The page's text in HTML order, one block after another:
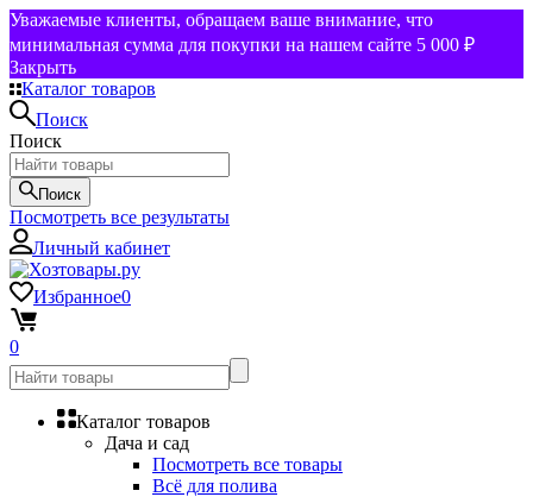
Уважаемые клиенты, обращаем ваше внимание, что
минимальная сумма для покупки на нашем сайте 5 000 ₽
Закрыть
Каталог товаров
Поиск
Поиск
Поиск
Посмотреть все результаты
Личный кабинет
Избранное0
0
Каталог товаров
Дача и сад
Посмотреть все товары
Всё для полива